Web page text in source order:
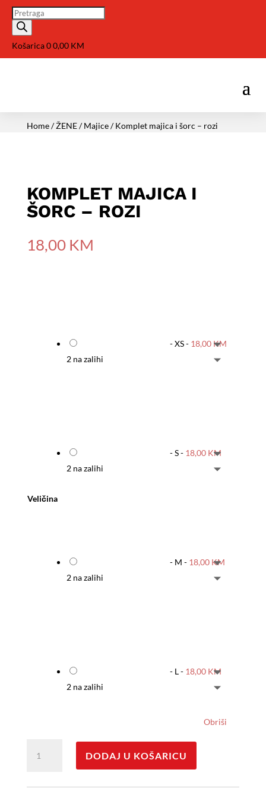
Pretraga
Košarica00,00 KM
Home/ŽENE/Majice/ Komplet majica i šorc – rozi
KOMPLET MAJICA I
ŠORC – ROZI
18,00 KM
Veličina
-XS- 18,00 KM
2 na zalihi
-S- 18,00 KM
2 na zalihi
- M - 18,00 KM
2 na zalihi
- L- 18,00 KM
2 na zalihi
Obriši
majica
šorc
DODAJ U KOŠARICU